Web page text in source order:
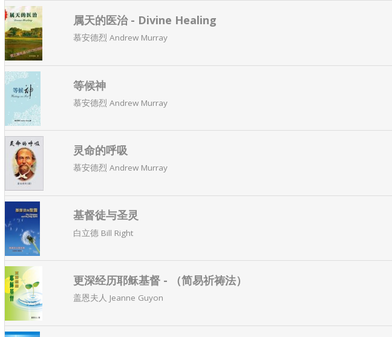
属天的医治 - Divine Healing
慕安德烈 Andrew Murray
等候神
慕安德烈 Andrew Murray
灵命的呼吸
慕安德烈 Andrew Murray
基督徒与圣灵
白立德 Bill Right
更深经历耶稣基督 - （简易祈祷法）
盖恩夫人 Jeanne Guyon